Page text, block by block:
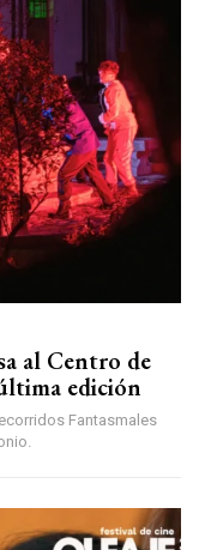
al Centro de
edición
Fantasmales